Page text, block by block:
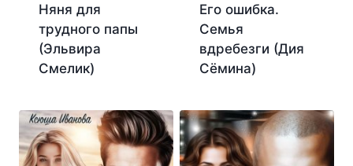
Няня для
трудного папы
(Эльвира
Смелик)
Его ошибка.
Семья
вдребезги (Дия
Сёмина)